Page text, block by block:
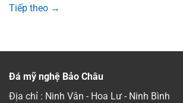
Tiếp theo →
Đá mỹ nghệ Bảo Châu
Địa chỉ : Ninh Vân - Hoa Lư - Ninh Bình